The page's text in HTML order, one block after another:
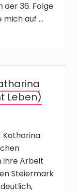
der 36. Folge
mich auf …
Leben)
Katharina
ihre Arbeit
Steiermark